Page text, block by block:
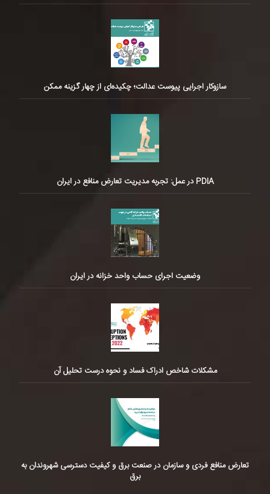
سازوکار اجرایی پیوست عدالت؛ چکیده‌ای از چهار گزینه ممکن
PDIA در عمل: تجربه مدیریت تعارض منافع در ایران
وضعیت اجرای حساب واحد خزانه در ایران
مشکلات شاخص ادراک فساد و نحوه درست تحلیل آن
تعارض منافع فردی و سازمان در صنعت برق و کیفیت دسترسی شهروندان به
برق